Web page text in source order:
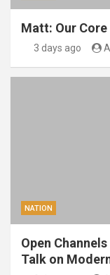
Matt: Our Core
3 days ago
NATION
Open
Talk on